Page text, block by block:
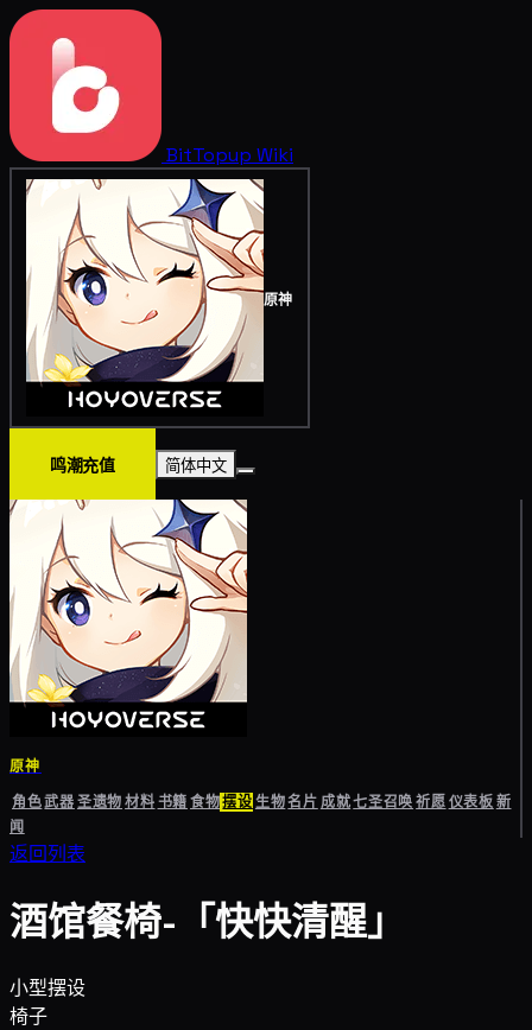
BitTopup Wiki
原神
鸣潮充值 简体中文
原神
角色武器圣遗物材料书籍食物摆设生物名片成就七圣召唤祈愿仪表板新
闻
返回列表
酒馆餐椅-「快快清醒」
小型摆设
椅子